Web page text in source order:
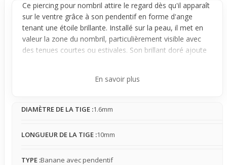
Ce piercing pour nombril attire le regard dès qu'il apparaît
sur le ventre grâce à son pendentifen forme d'ange
tenant une étoile brillante. Installé sur la peau, il met en
valeur la zone du nombril, particulièrement visible avec
des tenues courtes ou estivales. Son brillant doré ajoute
stabilité nette une fois en place. La sensation sur la peau
faire oublier au quotidien. Attention toutefois, la partie
En savoir plus
DIAMÈTRE DE LA TIGE :1.6mm
LONGUEUR DE LA TIGE :10mm
TYPE :Banane avec pendentif